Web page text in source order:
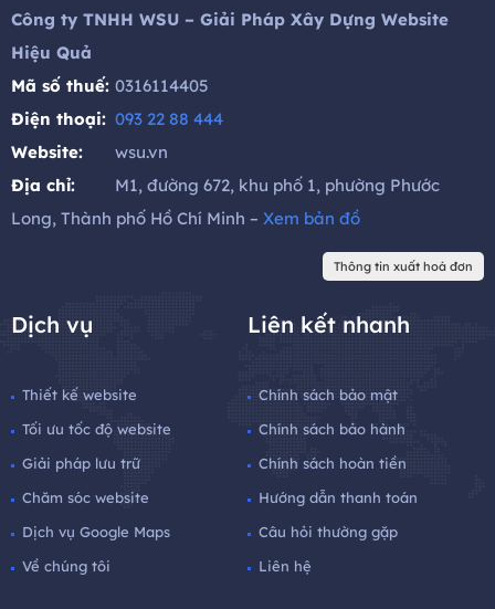
Công ty TNHH WSU – Giải Pháp Xây Dựng Website
Hiệu Quả
Mã số thuế: 0316114405
Điện thoại: 093 22 88 444
Website:
wsu.vn
Địa chỉ:
M1, đường 672, khu phố 1, phường Phước
Long, Thành phố Hồ Chí Minh – Xem bản đồ
Thông tin xuất hoá đơn
Dịch vụ
Thiết kế website
Tối ưu tốc độ website
Giải pháp lưu trữ
Chăm sóc website
Dịch vụ Google Maps
Về chúng tôi
Liên kết nhanh
Chính sách bảo mật
Chính sách bảo hành
Chính sách hoàn tiền
Hướng dẫn thanh toán
Câu hỏi thường gặp
Liên hệ